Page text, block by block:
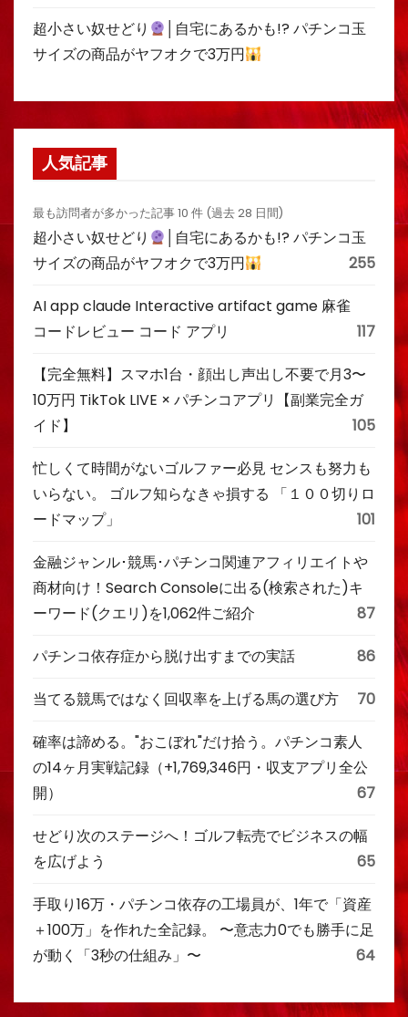
超小さい奴せどり
│自宅にあるかも!? パチンコ玉
サイズの商品がヤフオクで3万円
人気記事
最も訪問者が多かった記事 10 件 (過去 28 日間)
超小さい奴せどり
│自宅にあるかも!? パチンコ玉
サイズの商品がヤフオクで3万円
255
AI app claude Interactive artifact game 麻雀
コードレビュー コード アプリ
117
【完全無料】スマホ1台・顔出し声出し不要で月3〜
10万円 TikTok LIVE × パチンコアプリ【副業完全ガ
イド】
105
忙しくて時間がないゴルファー必見 センスも努力も
いらない。 ゴルフ知らなきゃ損する 「１００切りロ
ードマップ」
101
金融ジャンル･競馬･パチンコ関連アフィリエイトや
商材向け！Search Consoleに出る(検索された)キ
ーワード(クエリ)を1,062件ご紹介
87
パチンコ依存症から脱け出すまでの実話 86
当てる競馬ではなく回収率を上げる馬の選び方 70
確率は諦める。"おこぼれ"だけ拾う。パチンコ素人
の14ヶ月実戦記録（+1,769,346円・収支アプリ全公
開）
67
せどり次のステージへ！ゴルフ転売でビジネスの幅
を広げよう
65
手取り16万・パチンコ依存の工場員が、1年で「資産
＋100万」を作れた全記録。 〜意志力0でも勝手に足
が動く「3秒の仕組み」〜
64